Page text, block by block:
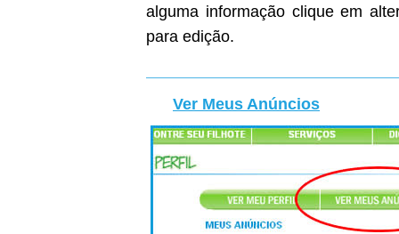
alguma informação clique em
para edição.
Ver Meus Anúncios